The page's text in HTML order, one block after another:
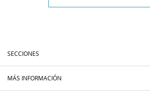
SECCIONES
MÁS INFORMACIÓN